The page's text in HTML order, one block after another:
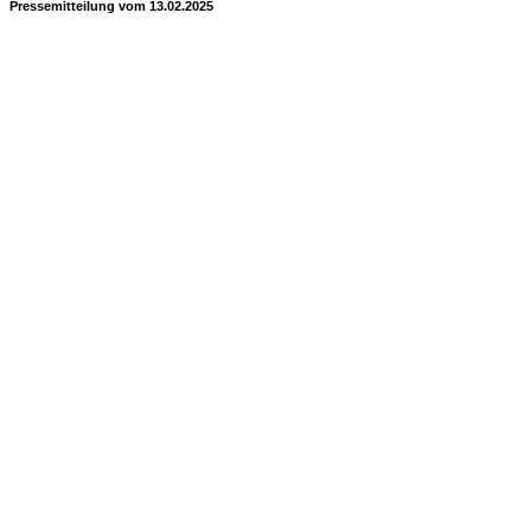
Pressemitteilung vom 13.02.2025